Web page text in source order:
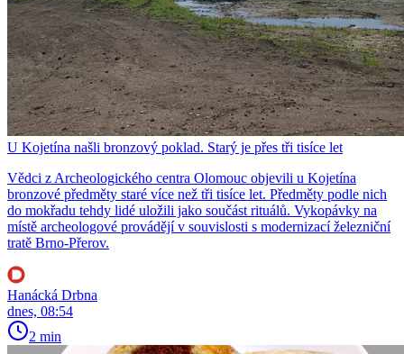
U Kojetína našli bronzový poklad. Starý je přes tři tisíce let
Vědci z Archeologického centra Olomouc objevili u Kojetína
bronzové předměty staré více než tři tisíce let. Předměty podle nich
do mokřadu tehdy lidé uložili jako součást rituálů. Vykopávky na
místě archeologové provádějí v souvislosti s modernizací železniční
tratě Brno-Přerov.
Hanácká Drbna
dnes, 08:54
2 min